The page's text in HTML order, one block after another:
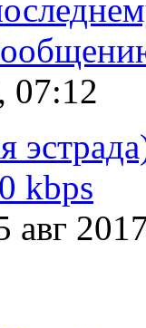
07:12
kbps
авг